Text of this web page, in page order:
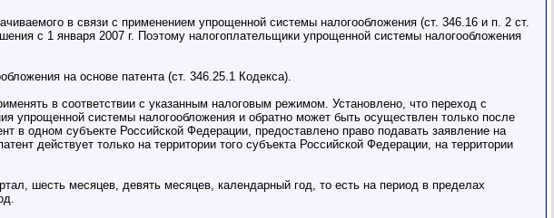
в связи с применением упрощенной системы налогообложения (ст. 346.16 и п. 2 ст.
с 1 января 2007 г. Поэтому налогоплательщики упрощенной системы налогообложения
на основе патента (ст. 346.25.1 Кодекса).
в соответствии с указанным налоговым режимом. Установлено, что переход с
упрощенной системы налогообложения и обратно может быть осуществлен только после
в одном субъекте Российской Федерации, предоставлено право подавать заявление на
действует только на территории того субъекта Российской Федерации, на территории
шесть месяцев, девять месяцев, календарный год, то есть на период в пределах